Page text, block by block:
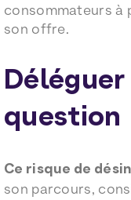
consommateurs à
son offre.
question
Ce risque de
son parcours,